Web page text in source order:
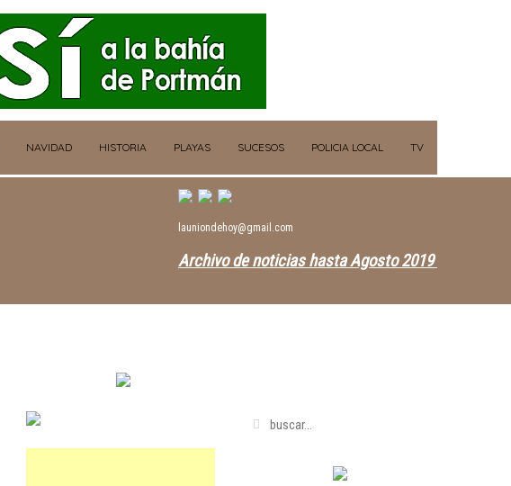
NAVIDAD HISTORIA PLAYAS SUCESOS POLICIA LOCAL TV
launiondehoy@gmail.com
Archivo de noticias hasta Agosto 2019